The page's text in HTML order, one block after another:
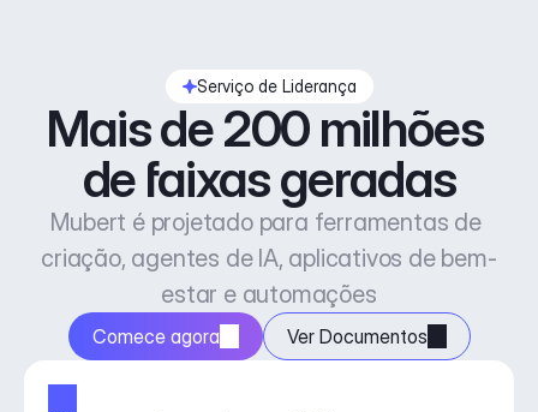
Serviço de Liderança
Mais de 200 milhões
de faixas geradas
Mubert é projetado para ferramentas de
criação, agentes de IA, aplicativos de bem-
estar e automações
Comece agora Ver Documentos